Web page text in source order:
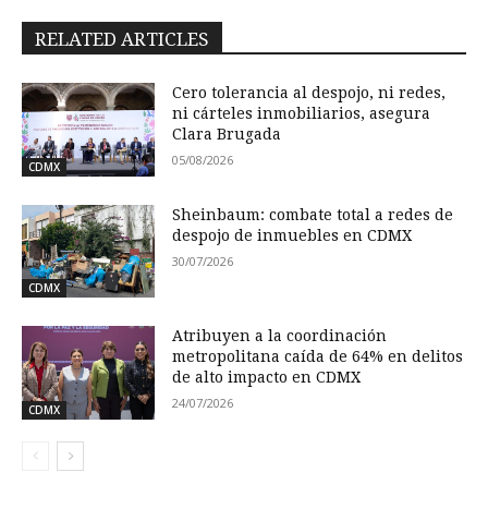
RELATED ARTICLES
CDMX
Cero tolerancia al despojo, ni redes,
ni cárteles inmobiliarios, asegura
Clara Brugada
05/08/2026
CDMX
Sheinbaum: combate total a redes de
despojo de inmuebles en CDMX
30/07/2026
CDMX
Atribuyen a la coordinación
metropolitana caída de 64% en delitos
de alto impacto en CDMX
24/07/2026